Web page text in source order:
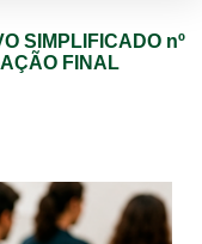
SIMPLIFICADO nº
FINAL